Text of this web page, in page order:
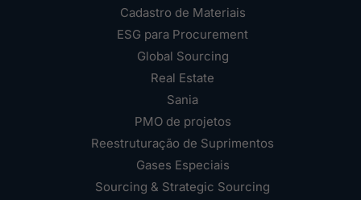
Cadastro de Materiais
ESG para Procurement
Global Sourcing
Real Estate
Sania
PMO de projetos
Reestruturação de Suprimentos
Gases Especiais
Sourcing & Strategic Sourcing